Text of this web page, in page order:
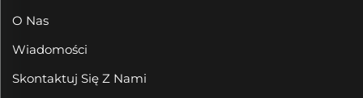
O Nas
Wiadomości
Skontaktuj Się Z Nami